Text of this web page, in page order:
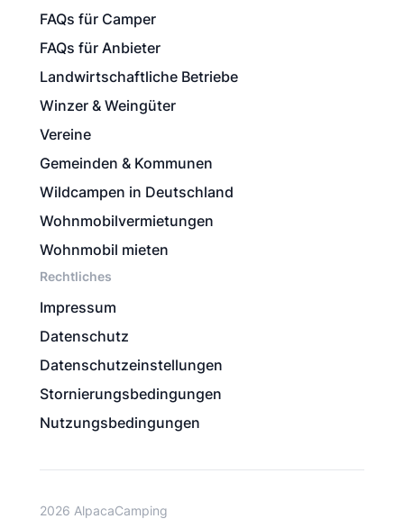
FAQs für Camper
FAQs für Anbieter
Landwirtschaftliche Betriebe
Winzer & Weingüter
Vereine
Gemeinden & Kommunen
Wildcampen in Deutschland
Wohnmobilvermietungen
Wohnmobil mieten
Rechtliches
Impressum
Datenschutz
Datenschutzeinstellungen
Stornierungsbedingungen
Nutzungsbedingungen
2026 AlpacaCamping